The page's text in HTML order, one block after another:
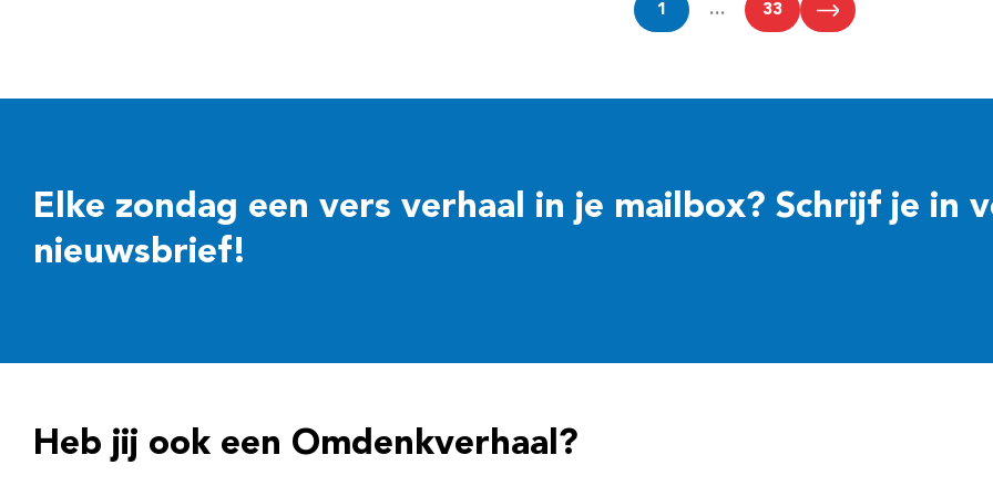
1 … 33
Elke zondag een vers verhaal in je mailbox? Schrijf je in
nieuwsbrief!
Heb jij ook een Omdenkverhaal?